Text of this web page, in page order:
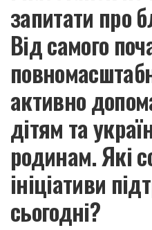
запитати про
Від самого
активно
дітям та
родинам. Які
ініціативи
сьогодні?